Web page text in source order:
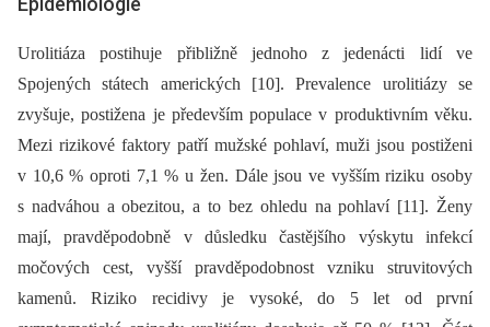
Urolitiáza postihuje přibližně jednoho z jedenácti lidí ve
Spojených státech amerických [10]. Prevalence urolitiázy se
zvyšuje, postižena je především populace v produktivním věku.
Mezi rizikové faktory patří mužské pohlaví, muži jsou postiženi
v 10,6 % oproti 7,1 % u žen. Dále jsou ve vyšším riziku osoby
s nadváhou a obezitou, a to bez ohledu na pohlaví [11]. Ženy
mají, pravděpodobně v důsledku častějšího výskytu infekcí
močových cest, vyšší pravděpodobnost vzniku struvitových
kamenů. Riziko recidivy je vysoké, do 5 let od první